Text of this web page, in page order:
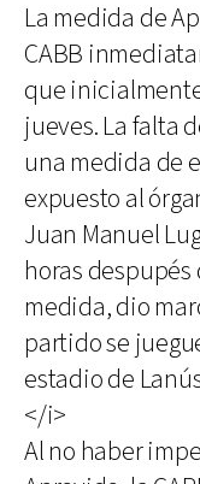
La medida de
CABB
que
jueves. La falta
una medida de
expuesto al
Juan Manuel
horas
medida, dio
partido se
estadio de
</i>
Al no haber